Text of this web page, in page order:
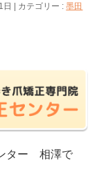
日 カテゴリー :墨田
ター 相澤で